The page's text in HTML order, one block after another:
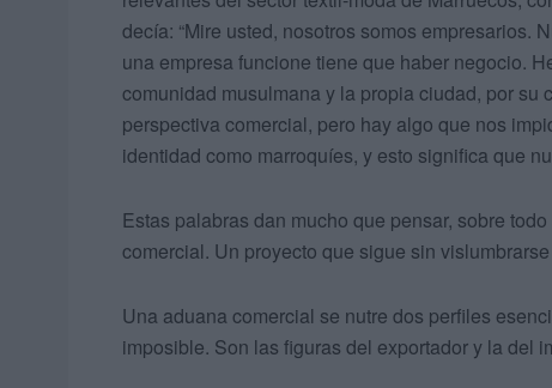
decía: “Mire usted, nosotros somos empresarios.
una empresa funcione tiene que haber negocio.
comunidad musulmana y la propia ciudad, por
perspectiva comercial, pero hay algo que nos
identidad como marroquíes, y esto significa que
Estas palabras dan mucho que pensar, sobre
comercial. Un proyecto que sigue sin
Una aduana comercial se nutre dos perfiles
imposible. Son las figuras del exportador y la del